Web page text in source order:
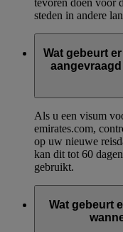
tevoren doen voor
steden in andere
Wat gebeurt
Als u een visum
emirates.com,
op uw nieuwe
kan dit tot 60
gebruikt.
Wat gebeurt